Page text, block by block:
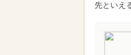
先といえ